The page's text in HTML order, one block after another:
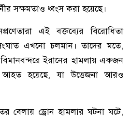
সক্ষমতাও ধ্বংস করা হয়েছে।
এই বক্তব্যের বিরোধিতা
এখনো চলমান। তাদের মতে,
ইরানের হামলায় একজন
হয়েছে, যা উত্তেজনা আরও
বেলায় ড্রোন হামলার ঘটনা ঘটে,